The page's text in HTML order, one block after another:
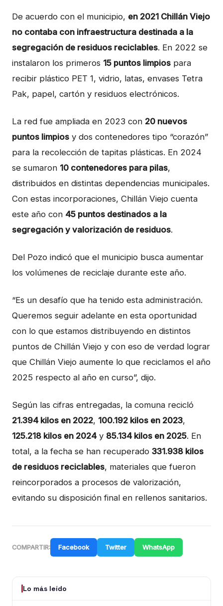
De acuerdo con el municipio, en 2021 Chillán Viejo
no contaba con infraestructura destinada a la
segregación de residuos reciclables. En 2022 se
instalaron los primeros 15 puntos limpios para
recibir plástico PET 1, vidrio, latas, envases Tetra
Pak, papel, cartón y residuos electrónicos.
La red fue ampliada en 2023 con 20 nuevos
puntos limpios y dos contenedores tipo “corazón”
para la recolección de tapitas plásticas. En 2024
se sumaron 10 contenedores para pilas,
distribuidos en distintas dependencias municipales.
Con estas incorporaciones, Chillán Viejo cuenta
este año con 45 puntos destinados a la
segregación y valorización de residuos.
Del Pozo indicó que el municipio busca aumentar
los volúmenes de reciclaje durante este año.
“Es un desafío que ha tenido esta administración.
Queremos seguir adelante en esta oportunidad
con lo que estamos distribuyendo en distintos
puntos de Chillán Viejo y con eso de verdad lograr
que Chillán Viejo aumente lo que reciclamos el año
2025 respecto al año en curso”, dijo.
Según las cifras entregadas, la comuna recicló
21.394 kilos en 2022, 100.192 kilos en 2023,
125.218 kilos en 2024y 85.134 kilos en 2025. En
total, a la fecha se han recuperado 331.938 kilos
de residuos reciclables, materiales que fueron
reincorporados a procesos de valorización,
evitando su disposición final en rellenos sanitarios.
COMPARTIR: Facebook Twitter WhatsApp
Lo más leído